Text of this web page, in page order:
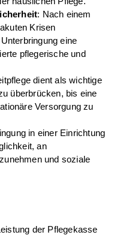
: Nach einem
Krisen
eine
pflegerische und
dient als wichtige
überbrücken, bis eine
Versorgung zu
in einer Einrichtung
an
und soziale
der Pflegekasse